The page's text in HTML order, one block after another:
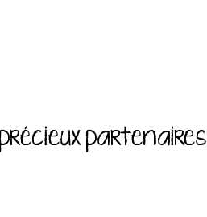
partenaires